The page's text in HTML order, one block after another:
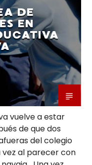
DE
EN
vuelve a estar
de que dos
del colegio
vez al parecer con